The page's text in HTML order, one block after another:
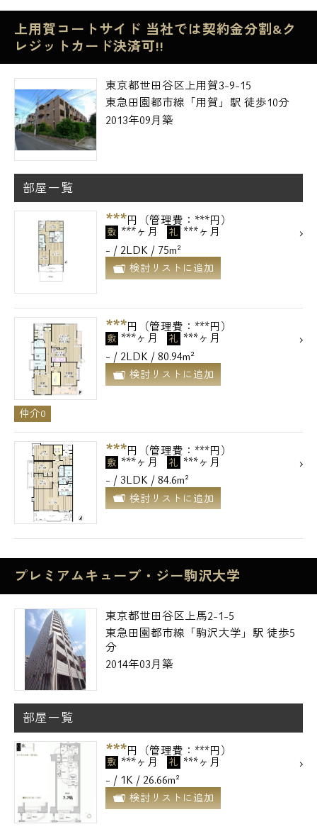
上用賀コートサイド 当社では契約金分割&ク
レジットカード決済可!!
東京都世田谷区上用賀3-9-15
東急田園都市線「用賀」駅 徒歩10分
2013年09月築
部屋一覧
***円（管理費：***円）
敷 ***ヶ月 礼 ***ヶ月
- / 2LDK / 75m²
検討リストに追加
***円（管理費：***円）
敷 ***ヶ月 礼 ***ヶ月
- / 2LDK / 80.94m²
検討リストに追加
仲介0
***円（管理費：***円）
敷 ***ヶ月 礼 ***ヶ月
- / 3LDK / 84.6m²
検討リストに追加
プレミアムキューブ・ジー駒沢大学
東京都世田谷区上馬2-1-5
東急田園都市線「駒沢大学」駅 徒歩5
分
2014年03月築
部屋一覧
***円（管理費：***円）
敷 ***ヶ月 礼 ***ヶ月
- / 1K / 26.66m²
検討リストに追加